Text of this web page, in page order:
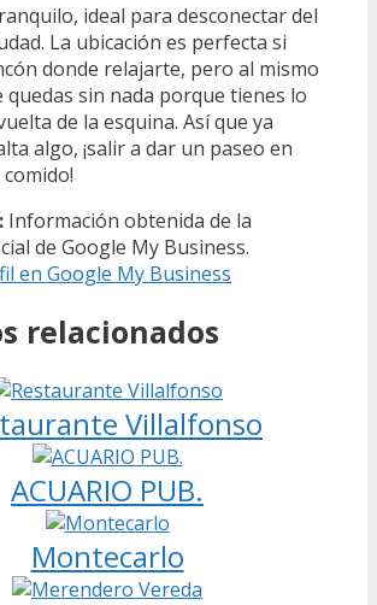
ideal para desconectar del
La ubicación es perfecta si
donde relajarte, pero al mismo
sin nada porque tienes lo
de la esquina. Así que ya
algo, ¡salir a dar un paseo en
Información obtenida de la
de Google My Business.
en Google My Business
relacionados
Villalfonso
ACUARIO PUB.
Montecarlo